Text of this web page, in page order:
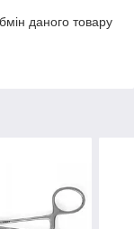
даного товару